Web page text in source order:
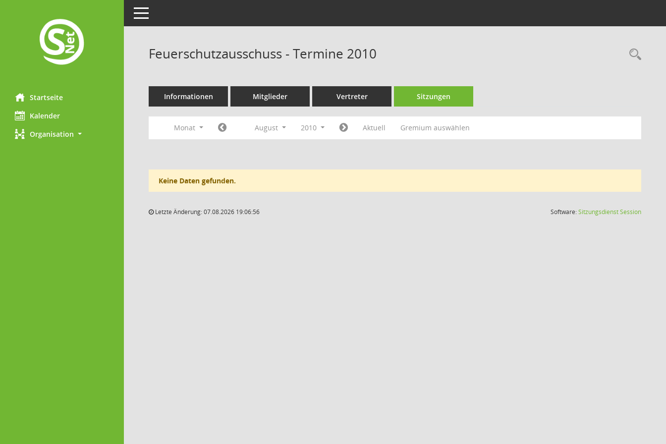
Startseite
Kalender
Organisation
Toggle navigation
Feuerschutzausschuss - Termine 2010
Informationen Mitglieder Vertreter Sitzungen
Monat August 2010 Aktuell Gremium auswählen
Keine Daten gefunden.
Letzte Änderung: 07.08.2026 19:06:56 Software:SitzungsdienstSession(Wird in